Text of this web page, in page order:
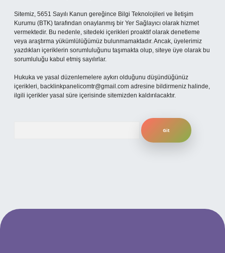
Sitemiz, 5651 Sayılı Kanun gereğince Bilgi Teknolojileri ve İletişim
Kurumu (BTK) tarafından onaylanmış bir Yer Sağlayıcı olarak hizmet
vermektedir. Bu nedenle, sitedeki içerikleri proaktif olarak denetleme
veya araştırma yükümlülüğümüz bulunmamaktadır. Ancak, üyelerimiz
yazdıkları içeriklerin sorumluluğunu taşımakta olup, siteye üye olarak bu
sorumluluğu kabul etmiş sayılırlar.
Hukuka ve yasal düzenlemelere aykırı olduğunu düşündüğünüz
içerikleri, backlinkpanelicomtr@gmail.com adresine bildirmeniz halinde,
ilgili içerikler yasal süre içerisinde sitemizden kaldırılacaktır.